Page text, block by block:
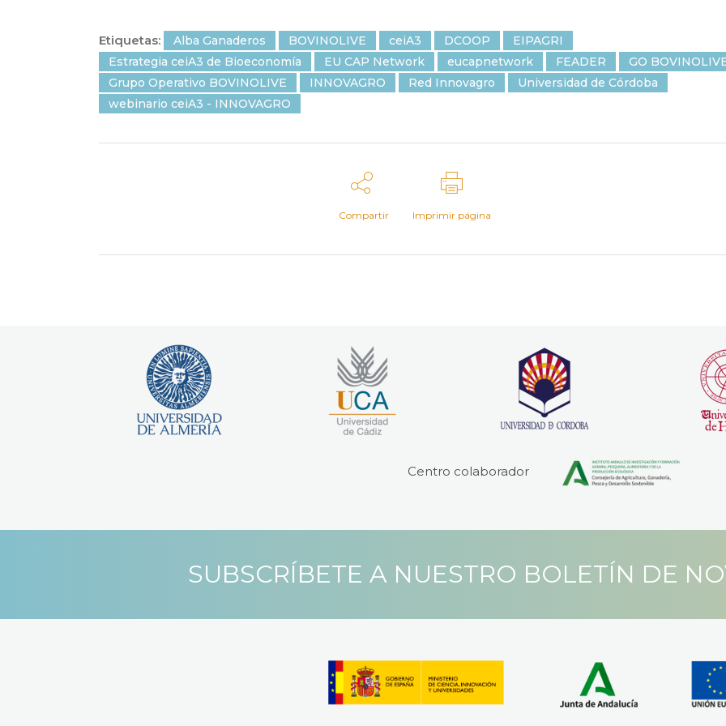
Etiquetas: Alba Ganaderos BOVINOLIVE ceiA3 DCOOP
EIPAGRI
Estrategia ceiA3 de Bioeconomía
EU CAP Network eucapnetwork FEADER
GO
Grupo Operativo BOVINOLIVE
INNOVAGRO Red Innovagro
Universidad de Córdoba
webinario ceiA3 - INNOVAGRO
Compartir Imprimir página
Centro colaborador
SUBSCRÍBETE A NUESTRO BOLETÍN DE